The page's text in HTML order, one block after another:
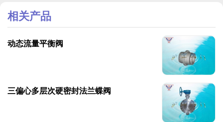
相关产品
动态流量平衡阀
三偏心多层次硬密封法兰蝶阀